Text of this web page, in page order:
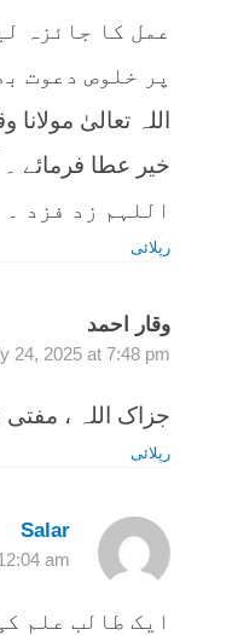
عمل کا جائزہ
پر خلوص دعوت
اللہ تعالیٰ
خیر عطا فرمائے ۔
اللہم زد فزد ۔
رپلائی
وقار احمد
24, 2025 at 7:48 pm
جزاک اللہ ،
رپلائی
Salar
am
ایک طالب علم